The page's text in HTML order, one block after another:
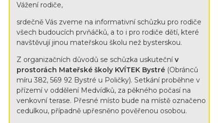
Vážení rodiče,
srdečně Vás zveme na informativní schůzku pro rodiče
všech budoucích prvňáčků, a to i pro rodiče dětí, které
navštěvují jinou mateřskou školu než bysterskou.
Z organizačních důvodů se schůzka uskutečnív
prostorách Mateřské školy KVÍTEK Bystré(Obránců
míru 382, 569 92 Bystré u Poličky). Setkání proběhne v
přízemí v oddělení Medvídků, za pěkného počasí na
venkovní terase. Přesné místo bude na místě označeno
cedulkou, případně upřesněno pověřenou osobou.